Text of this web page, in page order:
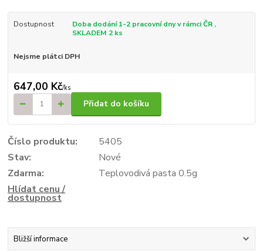
Dostupnost
Doba dodání 1-2 pracovní dny v rámci ČR ,
SKLADEM 2 ks
Nejsme plátci DPH
647,00 Kč/ks
Přidat do košíku
Číslo produktu:
5405
Stav:
Nové
Zdarma:
Teplovodivá pasta 0.5g
Hlídat cenu /
dostupnost
Bližší informace